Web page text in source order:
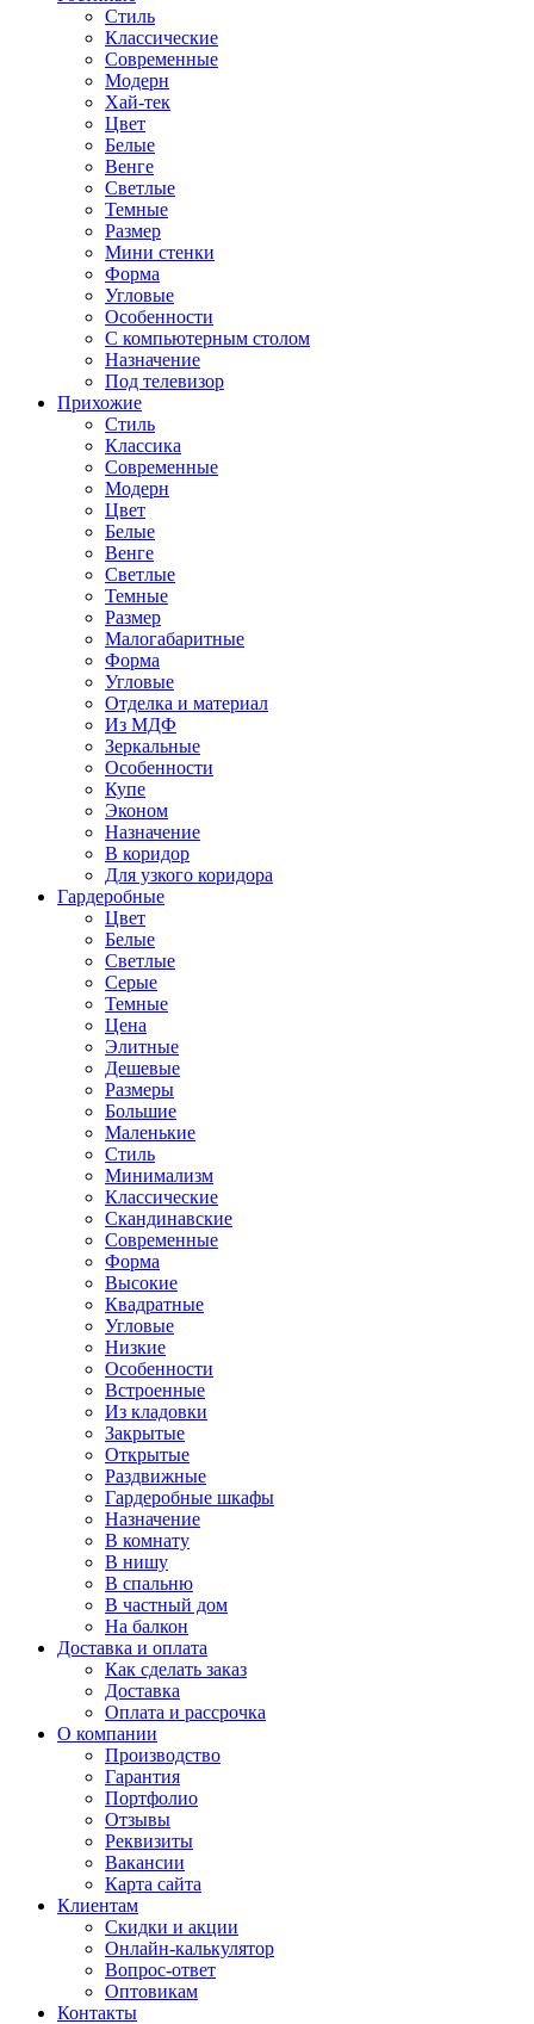
Стиль
Классические
Современные
Модерн
Хай-тек
Цвет
Белые
Венге
Светлые
Темные
Размер
Мини стенки
Форма
Угловые
Особенности
С компьютерным столом
Назначение
Под телевизор
Прихожие
Стиль
Классика
Современные
Модерн
Цвет
Белые
Венге
Светлые
Темные
Размер
Малогабаритные
Форма
Угловые
Отделка и материал
Из МДФ
Зеркальные
Особенности
Купе
Эконом
Назначение
В коридор
Для узкого коридора
Гардеробные
Цвет
Белые
Светлые
Серые
Темные
Цена
Элитные
Дешевые
Размеры
Большие
Маленькие
Стиль
Минимализм
Классические
Скандинавские
Современные
Форма
Высокие
Квадратные
Угловые
Низкие
Особенности
Встроенные
Из кладовки
Закрытые
Открытые
Раздвижные
Гардеробные шкафы
Назначение
В комнату
В нишу
В спальню
В частный дом
На балкон
Доставка и оплата
Как сделать заказ
Доставка
Оплата и рассрочка
О компании
Производство
Гарантия
Портфолио
Отзывы
Реквизиты
Вакансии
Карта сайта
Клиентам
Скидки и акции
Онлайн-калькулятор
Вопрос-ответ
Оптовикам
Контакты